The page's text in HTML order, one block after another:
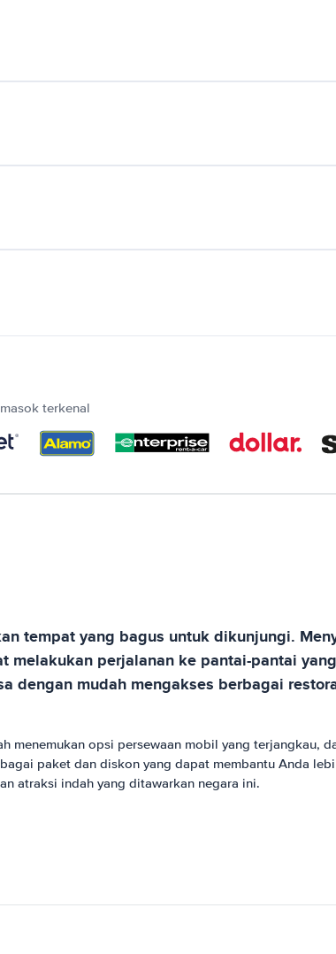
terkenal
tempat yang bagus untuk dikunjungi.
perjalanan ke pantai-pantai
dengan mudah mengakses berbagai
menemukan opsi persewaan mobil yang terjangkau,
paket dan diskon yang dapat membantu Anda
atraksi indah yang ditawarkan negara ini.